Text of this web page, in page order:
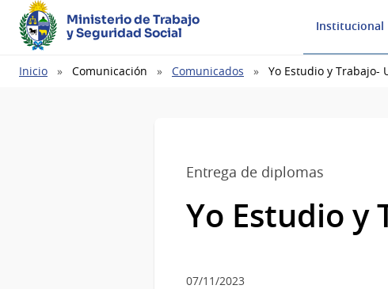
Ministerio de Trabajo
y Seguridad Social
Institucional
Ruta
Inicio Comunicación Comunicados Yo Estudio y Trabajo-
Entrega de diplomas
Yo Estudio y
07/11/2023